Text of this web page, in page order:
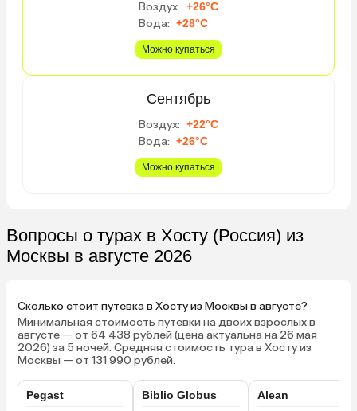
Воздух: +26°C
Вода: +28°C
Можно купаться
Сентябрь
Воздух: +22°C
Вода: +26°C
Можно купаться
Вопросы о турах в Хосту (Россия) из
Москвы в августе 2026
Сколько стоит путевка в Хосту из Москвы в августе?
Минимальная стоимость путевки на двоих взрослых в
августе — от 64 438 рублей (цена актуальна на 26 мая
2026) за 5 ночей. Средняя стоимость тура в Хосту из
Москвы — от 131 990 рублей.
Pegast Biblio Globus Alean